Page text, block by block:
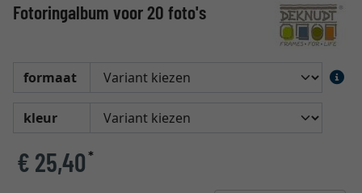
Fotoringalbum voor 20 foto's
formaat
kleur
€ 25,40*